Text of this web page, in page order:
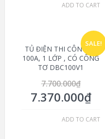
ADD TO CART
SALE!
TỦ ĐIỆN THI CÔNG 3P
100A, 1 LỚP , CÓ CÔNG
TƠ DBC100V1
7.700.000₫
7.370.000₫
ADD TO CART